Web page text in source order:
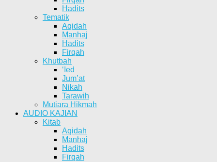
Hadits
Tematik
Aqidah
Manhaj
Hadits
Firqah
Khutbah
‘Ied
Jum’at
Nikah
Tarawih
Mutiara Hikmah
AUDIO KAJIAN
Kitab
Aqidah
Manhaj
Hadits
Firqah